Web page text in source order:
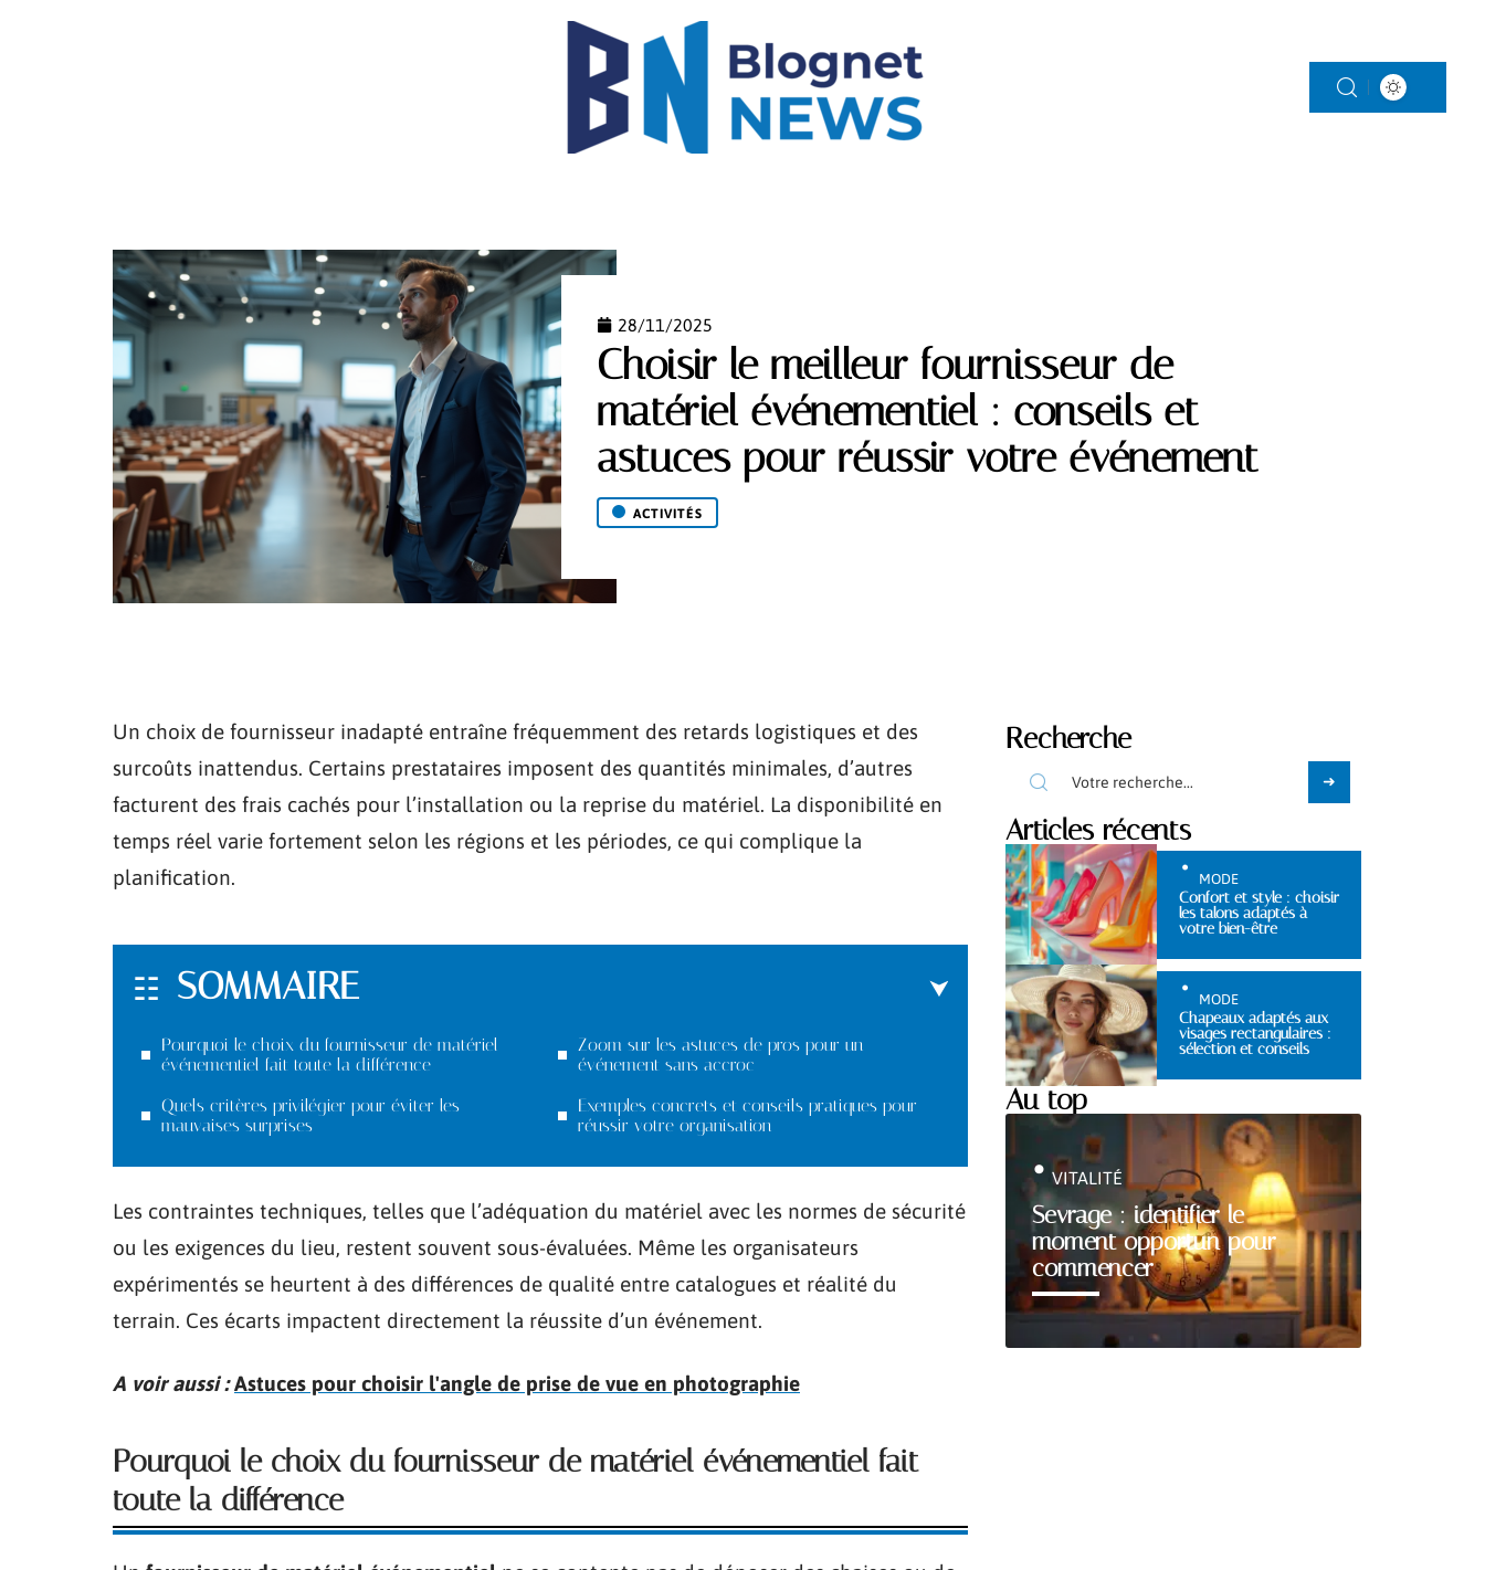
28/11/2025
Choisir le meilleur fournisseur de
matériel événementiel : conseils et
astuces pour réussir votre événement
ACTIVITÉS
Un choix de fournisseur inadapté entraîne fréquemment des retards logistiques et des
surcoûts inattendus. Certains prestataires imposent des quantités minimales, d’autres
facturent des frais cachés pour l’installation ou la reprise du matériel. La disponibilité en
temps réel varie fortement selon les régions et les périodes, ce qui complique la
planification.
SOMMAIRE
Pourquoi le choix du fournisseur de matériel
événementiel fait toute la différence
Quels critères privilégier pour éviter les
mauvaises surprises
Zoom sur les astuces de pros pour un
événement sans accroc
Exemples concrets et conseils pratiques pour
réussir votre organisation
Les contraintes techniques, telles que l’adéquation du matériel avec les normes de sécurité
ou les exigences du lieu, restent souvent sous-évaluées. Même les organisateurs
expérimentés se heurtent à des différences de qualité entre catalogues et réalité du
terrain. Ces écarts impactent directement la réussite d’un événement.
A voir aussi : Astuces pour choisir l'angle de prise de vue en photographie
Pourquoi le choix du fournisseur de matériel événementiel fait
toute la différence
Recherche
Articles récents
MODE
Confort et style : choisir
les talons adaptés à
votre bien-être
MODE
Chapeaux adaptés aux
visages rectangulaires :
sélection et conseils
Au top
Sevrage : identifier le
moment opportun pour
commencer
VITALITÉ